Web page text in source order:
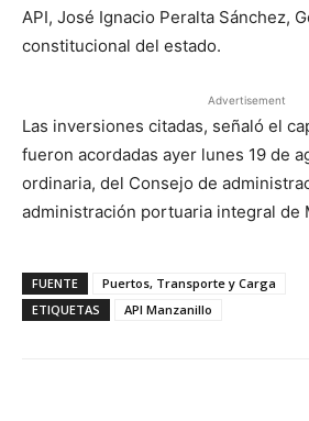
API, José Ignacio Peralta Sánchez,
constitucional del estado.
Advertisement
Las inversiones citadas, señaló el
fueron acordadas ayer lunes 19 de
ordinaria, del Consejo de
administración portuaria integral de
FUENTE
Puertos, Transporte y Carga
ETIQUETAS
API Manzanillo